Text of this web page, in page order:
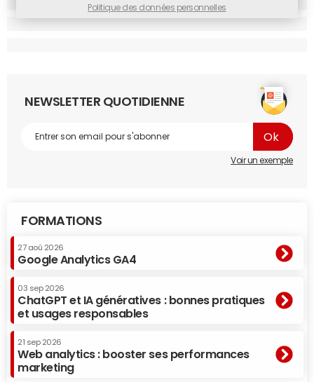
Politique des données personnelles
NEWSLETTER QUOTIDIENNE
Voir un exemple
FORMATIONS
27 aoû 2026
Google Analytics GA4
03 sep 2026
ChatGPT et IA génératives : bonnes pratiques
et usages responsables
21 sep 2026
Web analytics : booster ses performances
marketing